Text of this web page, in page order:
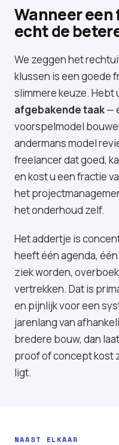
Wanneer
echt de
We zeggen het
klussen is een goede
slimmere keuze. Hebt
afgebakende taak—
voorspelmodel
andermans model
freelancer dat goed,
en kost u een fractie
het
het onderhoud zelf.
Het addertje is
heeft één agenda,
ziek worden,
vertrekken. Dat is
en pijnlijk voor een
jarenlang van
bredere bouw, dan
proof of concept kost
ligt.
NAAST ELKAAR